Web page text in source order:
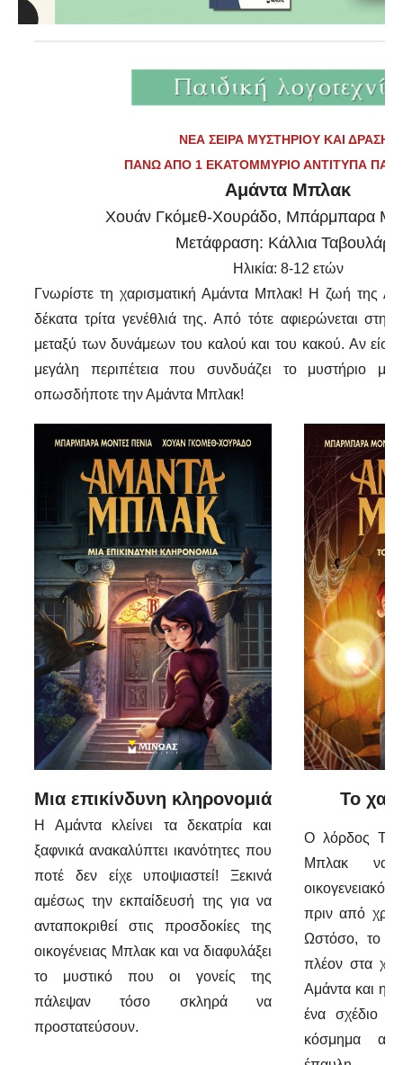
ΝΕΑ ΣΕΙΡΑ ΜΥΣΤΗΡΙΟΥ ΚΑΙ ΔΡΑΣΗΣ
ΠΑΝΩ ΑΠΟ 1 ΕΚΑΤΟΜΜΥΡΙΟ ΑΝΤΙΤΥΠΑ
Αμάντα Μπλακ
Χουάν Γκόμεθ-Χουράδο, Μπάρμπαρα
Μετάφραση: Κάλλια Ταβουλάρη
Ηλικία: 8-12 ετών
Γνωρίστε τη χαρισματική Αμάντα Μπλακ! Η ζωή της
δέκατα τρίτα γενέθλιά της. Από τότε αφιερώνεται στη
μεταξύ των δυνάμεων του καλού και του κακού. Αν είστε
μεγάλη περιπέτεια που συνδυάζει το μυστήριο
οπωσδήποτε την Αμάντα Μπλακ!
Μια επικίνδυνη κληρονομιά
Η Αμάντα κλείνει τα δεκατρία και
ξαφνικά ανακαλύπτει ικανότητες που
ποτέ δεν είχε υποψιαστεί! Ξεκινά
αμέσως την εκπαίδευσή της για να
ανταποκριθεί στις προσδοκίες της
οικογένειας Μπλακ και να διαφυλάξει
το μυστικό που οι γονείς της
πάλεψαν τόσο σκληρά να
προστατεύσουν.
Το
Ο λόρδος
Μπλακ να
οικογενειακό
πριν από
Ωστόσο, το
πλέον στα
Αμάντα και η
ένα σχέδιο
κόσμημα